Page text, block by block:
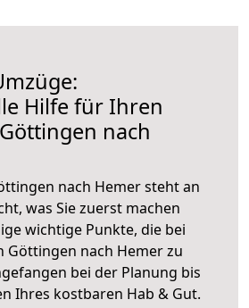
Hilfe für Ihren
nach
nach Hemer steht an
was Sie zuerst machen
wichtige Punkte, die bei
Göttingen nach Hemer zu
bei der Planung bis
Ihres kostbaren Hab & Gut.